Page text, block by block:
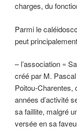
charges, du
Parmi le
peut
– l’association «
créé par M.
Poitou-Charentes,
années d’activité
sa faillite, malgré
versée en sa